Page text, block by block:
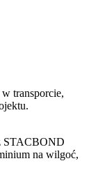
transporcie,
STACBOND
na wilgoć,